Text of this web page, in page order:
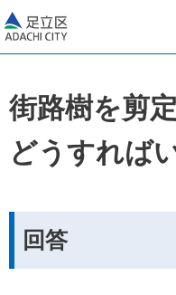
街路樹を剪
どうすれば
回答